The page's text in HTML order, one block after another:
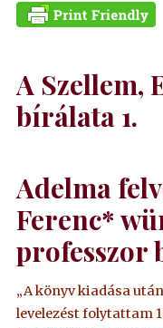
A Szellem,
bírálata 1.
Adelma
Ferenc*
professzor
„A könyv kiadása
levelezést folytattam